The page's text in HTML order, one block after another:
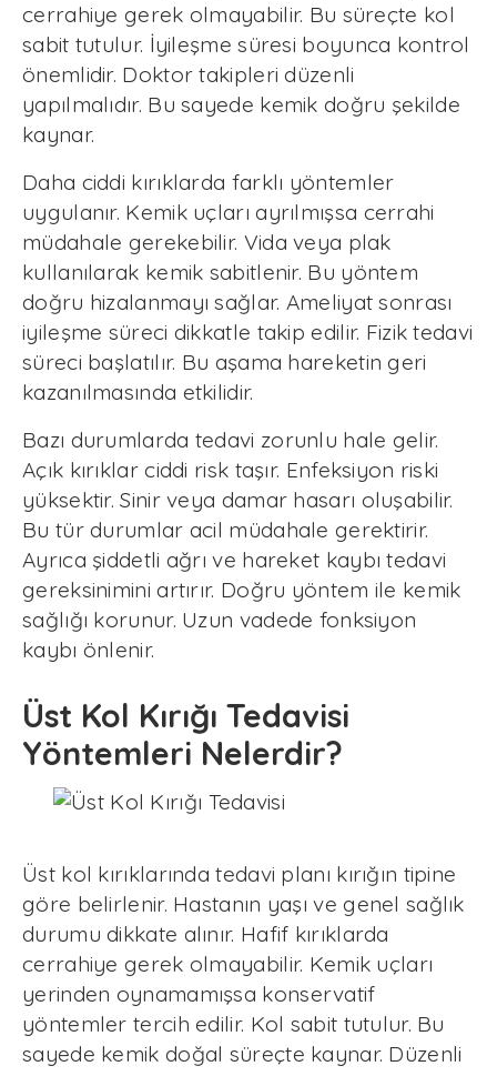
cerrahiye gerek olmayabilir. Bu süreçte kol
sabit tutulur. İyileşme süresi boyunca kontrol
önemlidir. Doktor takipleri düzenli
yapılmalıdır. Bu sayede kemik doğru şekilde
kaynar.
Daha ciddi kırıklarda farklı yöntemler
uygulanır. Kemik uçları ayrılmışsa cerrahi
müdahale gerekebilir. Vida veya plak
kullanılarak kemik sabitlenir. Bu yöntem
doğru hizalanmayı sağlar. Ameliyat sonrası
iyileşme süreci dikkatle takip edilir. Fizik tedavi
süreci başlatılır. Bu aşama hareketin geri
kazanılmasında etkilidir.
Bazı durumlarda tedavi zorunlu hale gelir.
Açık kırıklar ciddi risk taşır. Enfeksiyon riski
yüksektir. Sinir veya damar hasarı oluşabilir.
Bu tür durumlar acil müdahale gerektirir.
Ayrıca şiddetli ağrı ve hareket kaybı tedavi
gereksinimini artırır. Doğru yöntem ile kemik
sağlığı korunur. Uzun vadede fonksiyon
kaybı önlenir.
Üst Kol Kırığı Tedavisi
Yöntemleri Nelerdir?
Üst kol kırıklarında tedavi planı kırığın tipine
göre belirlenir. Hastanın yaşı ve genel sağlık
durumu dikkate alınır. Hafif kırıklarda
cerrahiye gerek olmayabilir. Kemik uçları
yerinden oynamamışsa konservatif
yöntemler tercih edilir. Kol sabit tutulur. Bu
sayede kemik doğal süreçte kaynar. Düzenli